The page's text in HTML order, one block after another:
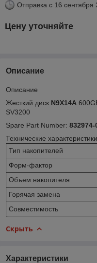
Отправка с 16 сентября
Цену уточняйте
Описание
Описание
Жесткий диск N9X14A
SV3200
Spare Part Number: 832974-
Технические характеристики
Тип накопителей
Форм-фактор
Объем накопителя
Горячая замена
Совместимость
Скрыть
Характеристики